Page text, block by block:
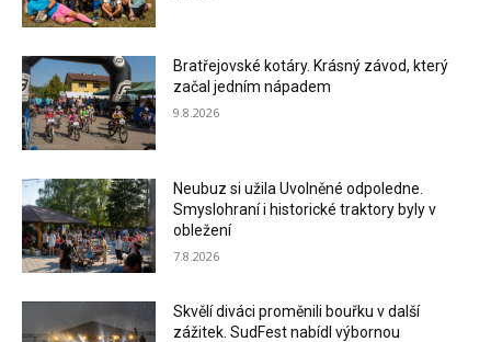
Bratřejovské kotáry. Krásný závod, který
začal jedním nápadem
9.8.2026
Neubuz si užila Uvolněné odpoledne.
Smyslohraní i historické traktory byly v
obležení
7.8.2026
Skvělí diváci proměnili bouřku v další
zážitek. SudFest nabídl výbornou